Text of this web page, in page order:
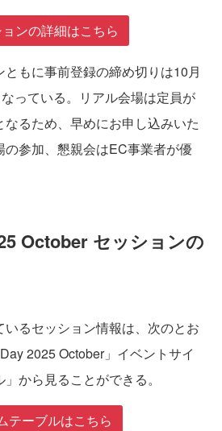
ンの詳細はこちら
もに事前登録の締め切りは10月
っている。リアル会場は定員が
るため、早めにお申し込みいた
の参加、懇親会はEC事業者が優
October セッションの
るセッション情報は、次のとお
2025 October」イベントサイ
から見ることができる。
テーブルはこちら